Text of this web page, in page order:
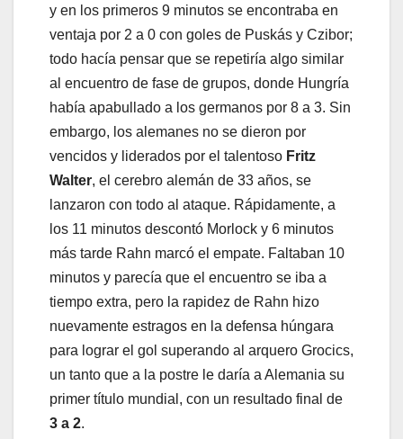
y en los primeros 9 minutos se encontraba en
ventaja por 2 a 0 con goles de Puskás y Czibor;
todo hacía pensar que se repetiría algo similar
al encuentro de fase de grupos, donde Hungría
había apabullado a los germanos por 8 a 3. Sin
embargo, los alemanes no se dieron por
vencidos y liderados por el talentoso Fritz
Walter, el cerebro alemán de 33 años, se
lanzaron con todo al ataque. Rápidamente, a
los 11 minutos descontó Morlock y 6 minutos
más tarde Rahn marcó el empate. Faltaban 10
minutos y parecía que el encuentro se iba a
tiempo extra, pero la rapidez de Rahn hizo
nuevamente estragos en la defensa húngara
para lograr el gol superando al arquero Grocics,
un tanto que a la postre le daría a Alemania su
primer título mundial, con un resultado final de
3 a 2.